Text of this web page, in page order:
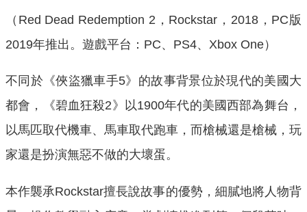
（Red Dead Redemption 2，Rockstar，2018，PC版
2019年推出。遊戲平台：PC、PS4、Xbox One）
不同於《俠盜獵車手5》的故事背景位於現代的美國大
都會，《碧血狂殺2》以1900年代的美國西部為舞台，
以馬匹取代機車、馬車取代跑車，而槍械還是槍械，玩
家還是扮演無惡不做的大壞蛋。
本作襲承Rockstar擅長說故事的優勢，細膩地將人物背